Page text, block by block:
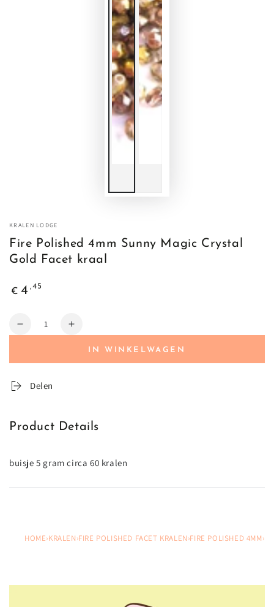
KRALEN LODGE
Fire Polished 4mm Sunny Magic Crystal
Gold Facet kraal
Normale
€ 4 ,45
Hoeveelheid
Verminder
Vermeerder
voor IN WINKELWAGEN
Delen
Product Details
buisje 5 gram circa 60 kralen
HOME›KRALEN›FIRE POLISHED FACET KRALEN›FIRE POLISHED 4MM›